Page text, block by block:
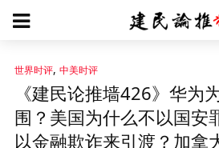
世界时评, 中美时评
《建民论推墙426》华为
围？美国为什么不以国安
以金融欺诈来引渡？加拿